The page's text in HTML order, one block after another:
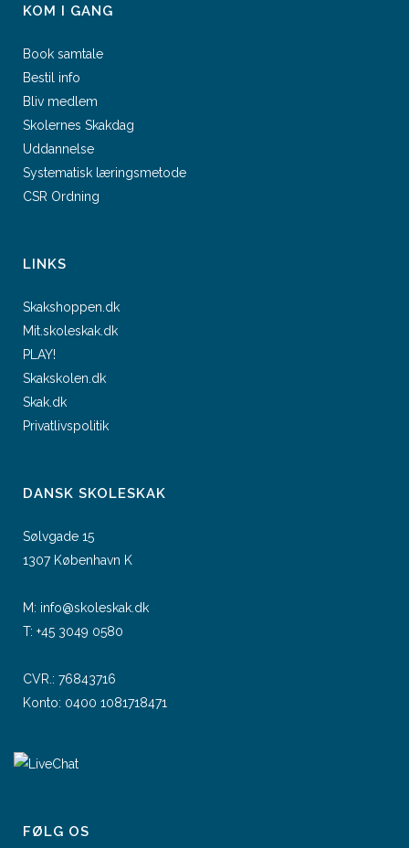
KOM I GANG
Book samtale
Bestil info
Bliv medlem
Skolernes Skakdag
Uddannelse
Systematisk læringsmetode
CSR Ordning
LINKS
Skakshoppen.dk
Mit.skoleskak.dk
PLAY!
Skakskolen.dk
Skak.dk
Privatlivspolitik
DANSK SKOLESKAK
Sølvgade 15
1307 København K
M: info@skoleskak.dk
T: +45 3049 0580
CVR.: 76843716
Konto: 0400 1081718471
FØLG OS